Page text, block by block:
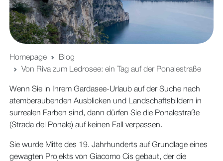
Homepage
Blog
Von Riva zum Ledrosee: ein Tag auf der Ponalestraße
Wenn Sie in Ihrem Gardasee-Urlaub auf der Suche nach
atemberaubenden Ausblicken und Landschaftsbildern in
surrealen Farben sind, dann dürfen Sie die Ponalestraße
(Strada del Ponale) auf keinen Fall verpassen.
Sie wurde Mitte des 19. Jahrhunderts auf Grundlage eines
gewagten Projekts von Giacomo Cis gebaut, der die